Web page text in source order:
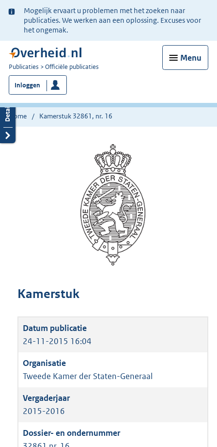
Ter
informatie:
Mogelijk ervaart u problemen met het zoeken naar
publicaties. We werken aan een oplossing. Excuses voor
het ongemak.
Menu
U
bent
nu
hier:
Publicaties Officiële publicaties
Inloggen
Home Kamerstuk 32861, nr. 16
Kamerstuk
24-11-2015 16:04
Tweede Kamer der Staten-Generaal
2015-2016